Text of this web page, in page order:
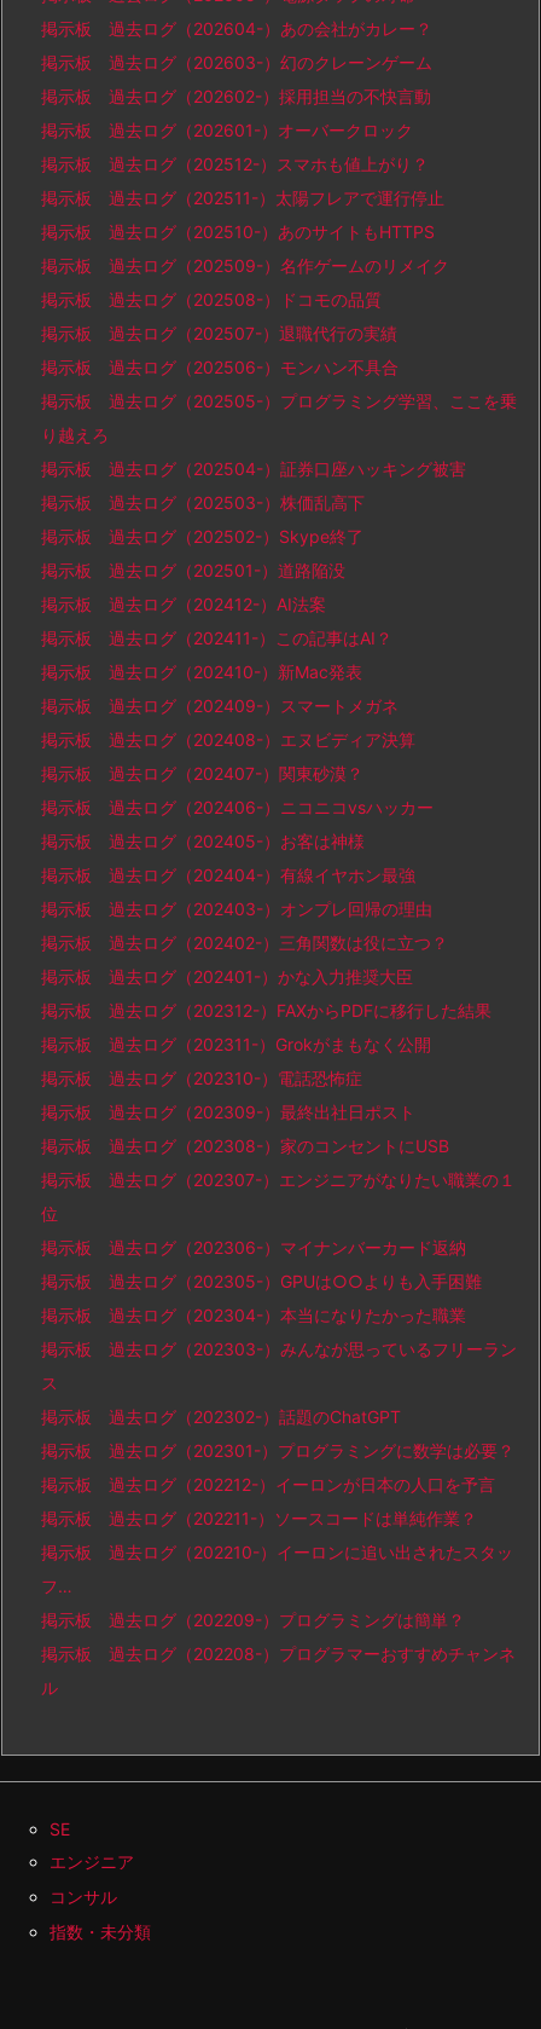
掲示板 過去ログ（202604-）あの会社がカレー？
掲示板 過去ログ（202603-）幻のクレーンゲーム
掲示板 過去ログ（202602-）採用担当の不快言動
掲示板 過去ログ（202601-）オーバークロック
掲示板 過去ログ（202512-）スマホも値上がり？
掲示板 過去ログ（202511-）太陽フレアで運行停止
掲示板 過去ログ（202510-）あのサイトもHTTPS
掲示板 過去ログ（202509-）名作ゲームのリメイク
掲示板 過去ログ（202508-）ドコモの品質
掲示板 過去ログ（202507-）退職代行の実績
掲示板 過去ログ（202506-）モンハン不具合
掲示板 過去ログ（202505-）プログラミング学習、ここを乗
り越えろ
掲示板 過去ログ（202504-）証券口座ハッキング被害
掲示板 過去ログ（202503-）株価乱高下
掲示板 過去ログ（202502-）Skype終了
掲示板 過去ログ（202501-）道路陥没
掲示板 過去ログ（202412-）AI法案
掲示板 過去ログ（202411-）この記事はAI？
掲示板 過去ログ（202410-）新Mac発表
掲示板 過去ログ（202409-）スマートメガネ
掲示板 過去ログ（202408-）エヌビディア決算
掲示板 過去ログ（202407-）関東砂漠？
掲示板 過去ログ（202406-）ニコニコvsハッカー
掲示板 過去ログ（202405-）お客は神様
掲示板 過去ログ（202404-）有線イヤホン最強
掲示板 過去ログ（202403-）オンプレ回帰の理由
掲示板 過去ログ（202402-）三角関数は役に立つ？
掲示板 過去ログ（202401-）かな入力推奨大臣
掲示板 過去ログ（202312-）FAXからPDFに移行した結果
掲示板 過去ログ（202311-）Grokがまもなく公開
掲示板 過去ログ（202310-）電話恐怖症
掲示板 過去ログ（202309-）最終出社日ポスト
掲示板 過去ログ（202308-）家のコンセントにUSB
掲示板 過去ログ（202307-）エンジニアがなりたい職業の１
位
掲示板 過去ログ（202306-）マイナンバーカード返納
掲示板 過去ログ（202305-）GPUは○○よりも入手困難
掲示板 過去ログ（202304-）本当になりたかった職業
掲示板 過去ログ（202303-）みんなが思っているフリーラン
ス
掲示板 過去ログ（202302-）話題のChatGPT
掲示板 過去ログ（202301-）プログラミングに数学は必要？
掲示板 過去ログ（202212-）イーロンが日本の人口を予言
掲示板 過去ログ（202211-）ソースコードは単純作業？
掲示板 過去ログ（202210-）イーロンに追い出されたスタッ
フ…
掲示板 過去ログ（202209-）プログラミングは簡単？
掲示板 過去ログ（202208-）プログラマーおすすめチャンネ
ル
SE
エンジニア
コンサル
指数・未分類